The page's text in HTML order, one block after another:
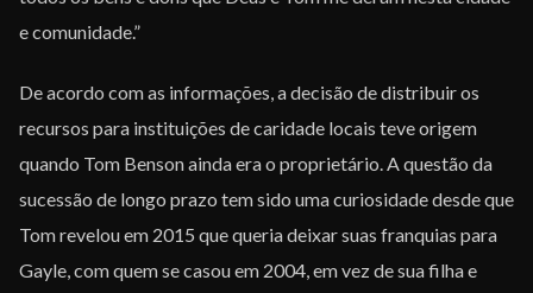
e comunidade.”
De acordo com as informações, a decisão de distribuir os
recursos para instituições de caridade locais teve origem
quando Tom Benson ainda era o proprietário. A questão da
sucessão de longo prazo tem sido uma curiosidade desde que
Tom revelou em 2015 que queria deixar suas franquias para
Gayle, com quem se casou em 2004, em vez de sua filha e